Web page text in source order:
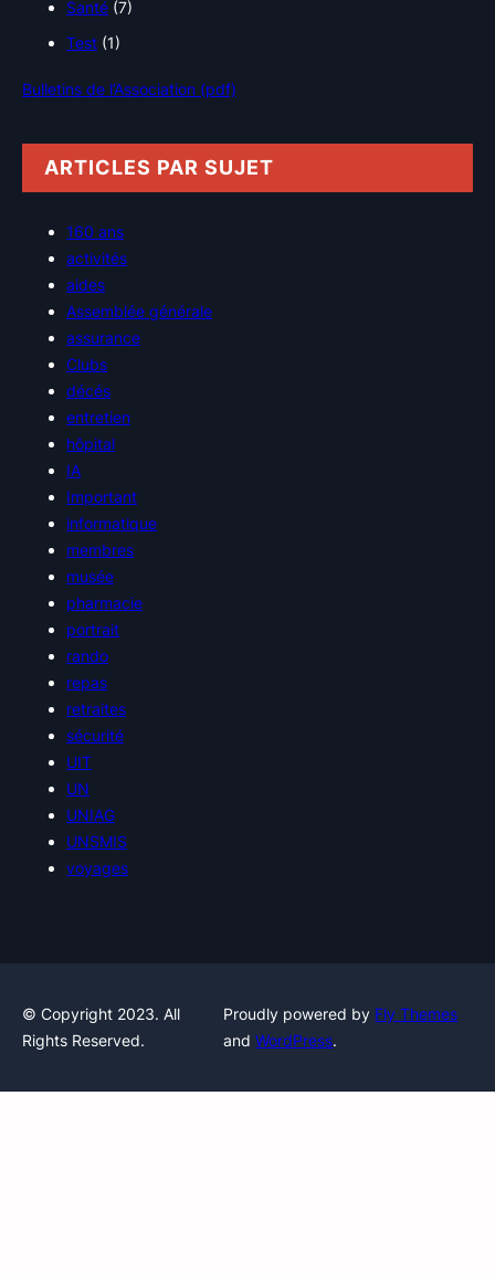
Santé (7)
Test (1)
Bulletins de l’Association (pdf)
ARTICLES PAR SUJET
160 ans
activités
aides
Assemblée générale
assurance
Clubs
décés
entretien
hôpital
IA
Important
informatique
membres
musée
pharmacie
portrait
rando
repas
retraites
sécurité
UIT
UN
UNIAG
UNSMIS
voyages
© Copyright 2023. All
Rights Reserved.
Proudly powered by Fly Themes
andWordPress.